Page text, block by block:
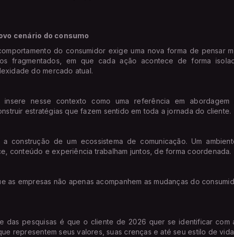
cenário do consumo
do consumidor exige uma nova forma de pensar
fragmentados, em que cada ação acontece de forma
do mercado atual.
nesse contexto como uma referência em abordagem
estratégias que fazem sentido em toda a jornada do cliente.
construção de um ecossistema de comunicação. Um
conteúdo e experiência trabalham juntos, de forma coordenada.
as empresas não apenas acompanhem as mudanças do
das pesquisas é que o cliente de 2026 quer se identificar com
representem seus valores, suas crenças e até seu estilo de